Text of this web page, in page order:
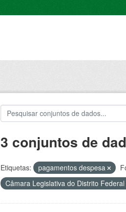
3 conjuntos de
Etiquetas: pagamentos despesa
Câmara Legislativa do Distrito Federal